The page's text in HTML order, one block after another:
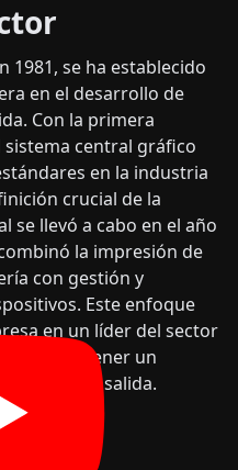
1981, se ha establecido
en el desarrollo de
Con la primera
central gráfico
en la industria
crucial de la
se llevó a cabo en el año
la impresión de
con gestión y
Este enfoque
en un líder del sector
obtener un
de salida.